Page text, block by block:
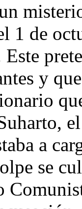
1 de
y
a
se